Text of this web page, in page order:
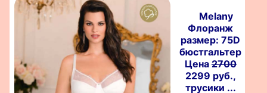
Melany
Флоранж
размер: 75D
бюстгальтер
Цена2700
2299 руб.,
трусики ...